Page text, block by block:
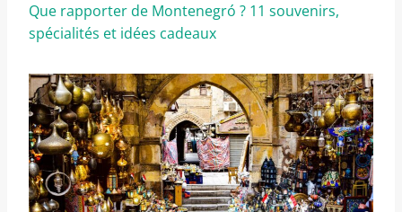
Que rapporter de Montenegró ? 11 souvenirs,
spécialités et idées cadeaux